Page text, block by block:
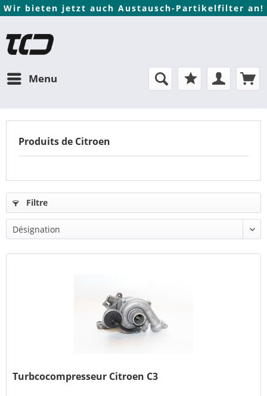
Wir bieten jetzt auch Austausch-Partikelfilter an!
Menu
Produits de Citroen
Filtre
Turbcocompresseur Citroen C3